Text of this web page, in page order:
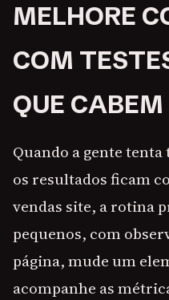
MELHORE
COM
QUE
Quando a gente
os resultados ficam
vendas site, a rotina
pequenos, com
página, mude um
acompanhe as